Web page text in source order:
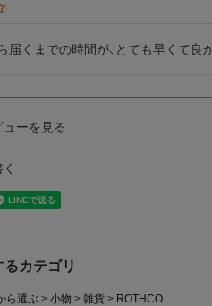
届くまでの時間が、とても早くて良
ーを見る
カテゴリ
ら選ぶ 小物 雑貨
ROTHCO